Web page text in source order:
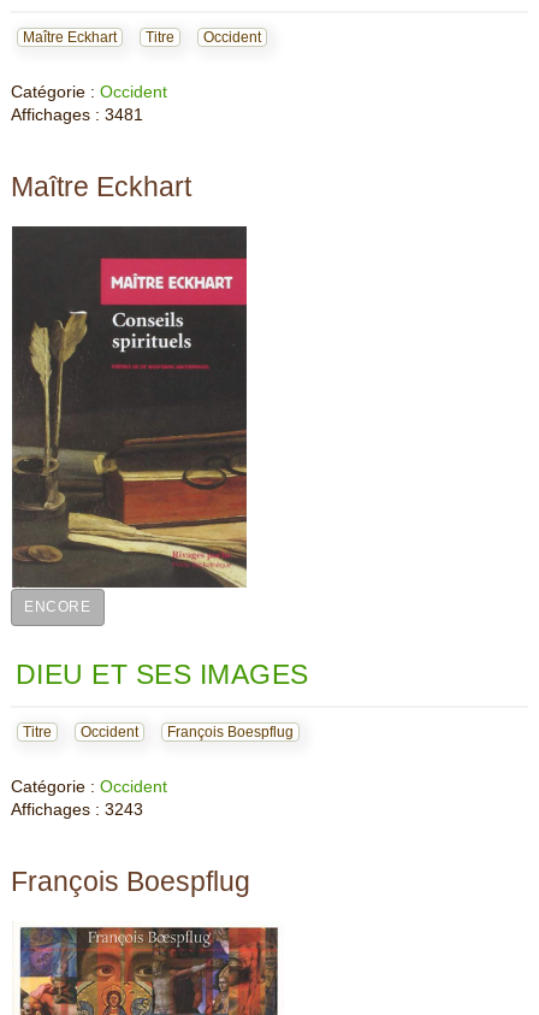
Maître Eckhart Titre Occident
Catégorie : Occident
Affichages : 3481
Maître Eckhart
ENCORE
DIEU ET SES IMAGES
Titre Occident François Boespflug
Catégorie : Occident
Affichages : 3243
François Boespflug